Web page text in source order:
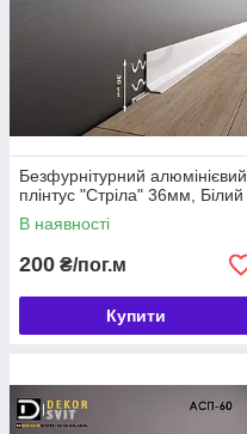
Безфурнітурний алюмінієвий
плінтус "Стріла" 36мм, Білий
В наявності
200 ₴/пог.м
Купити